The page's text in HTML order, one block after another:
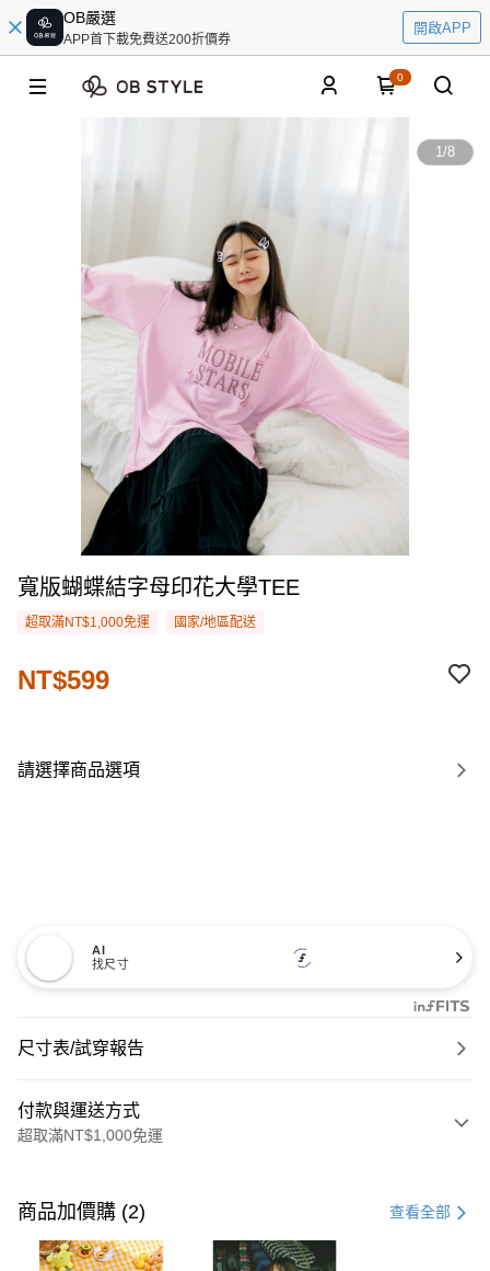
OB嚴選
APP首下載免費送200折價券
開啟APP
0
1/8
寬版蝴蝶結字母印花大學TEE
超取滿NT$1,000免運 國家/地區配送
NT$599
請選擇商品選項
AI
找尺寸
尺寸表/試穿報告
付款與運送方式
超取滿NT$1,000免運
信用卡一次付款
購物金
商品加價購 (2) 查看全部